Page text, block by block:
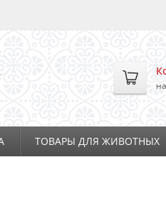
ТОВАРЫ ДЛЯ ЖИВОТНЫХ